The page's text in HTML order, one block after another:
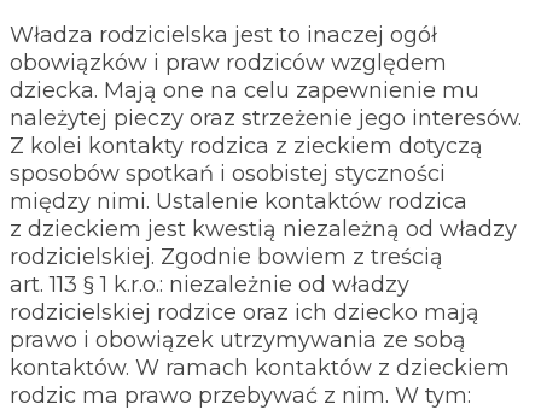
Władza rodzicielska jest to inaczej ogół
obowiązków i praw rodziców względem
dziecka. Mają one na celu zapewnienie mu
należytej pieczy oraz strzeżenie jego interesów.
Z kolei kontakty rodzica z zieckiem dotyczą
sposobów spotkań i osobistej styczności
między nimi. Ustalenie kontaktów rodzica
z dzieckiem jest kwestią niezależną od władzy
rodzicielskiej. Zgodnie bowiem z treścią
art. 113 § 1 k.r.o.: niezależnie od władzy
rodzicielskiej rodzice oraz ich dziecko mają
prawo i obowiązek utrzymywania ze sobą
kontaktów. W ramach kontaktów z dzieckiem
rodzic ma prawo przebywać z nim. W tym: